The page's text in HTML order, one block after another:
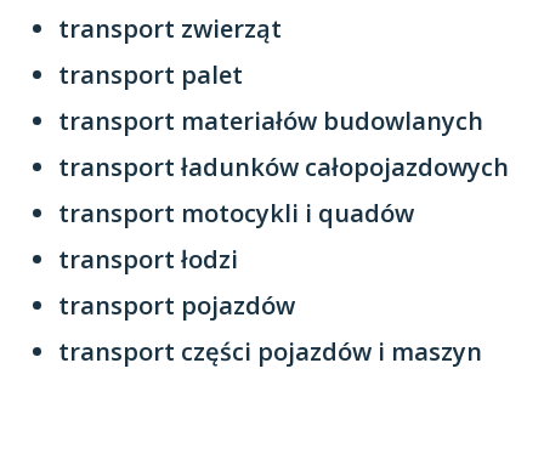
transport zwierząt
transport palet
transport materiałów budowlanych
transport ładunków całopojazdowych
transport motocykli i quadów
transport łodzi
transport pojazdów
transport części pojazdów i maszyn